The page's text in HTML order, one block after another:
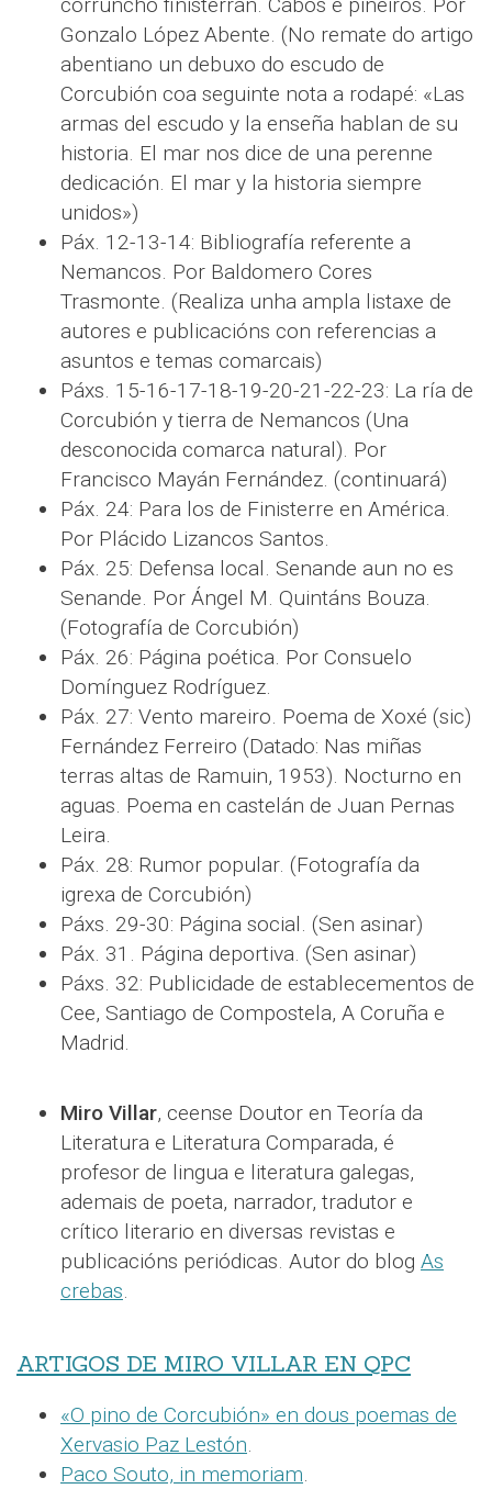
Gonzalo López Abente. (No remate do artigo
abentiano un debuxo do escudo de
Corcubión coa seguinte nota a rodapé: «Las
armas del escudo y la enseña hablan de su
historia. El mar nos dice de una perenne
dedicación. El mar y la historia siempre
unidos»)
Páx. 12-13-14: Bibliografía referente a
Nemancos. Por Baldomero Cores
Trasmonte. (Realiza unha ampla listaxe de
autores e publicacións con referencias a
asuntos e temas comarcais)
Páxs. 15-16-17-18-19-20-21-22-23: La ría de
Corcubión y tierra de Nemancos (Una
desconocida comarca natural). Por
Francisco Mayán Fernández. (continuará)
Páx. 24: Para los de Finisterre en América.
Por Plácido Lizancos Santos.
Páx. 25: Defensa local. Senande aun no es
Senande. Por Ángel M. Quintáns Bouza.
(Fotografía de Corcubión)
Páx. 26: Página poética. Por Consuelo
Domínguez Rodríguez.
Páx. 27: Vento mareiro. Poema de Xoxé (sic)
Fernández Ferreiro (Datado: Nas miñas
terras altas de Ramuin, 1953). Nocturno en
aguas. Poema en castelán de Juan Pernas
Leira.
Páx. 28: Rumor popular. (Fotografía da
igrexa de Corcubión)
Páxs. 29-30: Página social. (Sen asinar)
Páx. 31. Página deportiva. (Sen asinar)
Páxs. 32: Publicidade de establecementos de
Cee, Santiago de Compostela, A Coruña e
Madrid.
Miro Villar, ceense Doutor en Teoría da
Literatura e Literatura Comparada, é
profesor de lingua e literatura galegas,
ademais de poeta, narrador, tradutor e
crítico literario en diversas revistas e
publicacións periódicas. Autor do blog As
crebas
ARTIGOS DE MIRO VILLAR EN QPC
«O pino de Corcubión» en dous poemas de
Xervasio Paz Lestón
Paco Souto, in memoriam